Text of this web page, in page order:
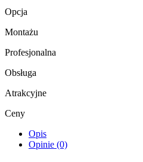
Opcja
Montażu
Profesjonalna
Obsługa
Atrakcyjne
Ceny
Opis
Opinie (0)